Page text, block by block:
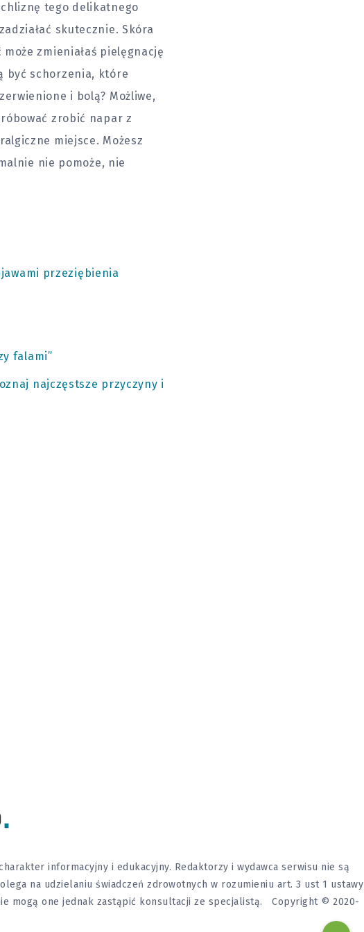
tego delikatnego
skutecznie. Skóra
zmieniałaś pielęgnację
być schorzenia, które
i bolą? Możliwe,
zrobić napar z
miejsce. Możesz
nie pomoże, nie
przeziębienia
falami”
najczęstsze przyczyny i
informacyjny i edukacyjny. Redaktorzy i wydawca serwisu nie są
na udzielaniu świadczeń zdrowotnych w rozumieniu art. 3 ust 1 ustawy
mogą one jednak zastąpić konsultacji ze specjalistą. Copyright © 2020-